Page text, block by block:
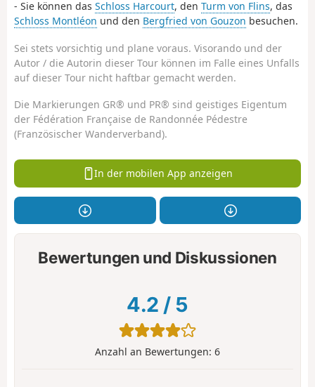
- Sie können das Schloss Harcourt, den Turm von Flins, das
Schloss Montléon und den Bergfried von Gouzon besuchen.
Sei stets vorsichtig und plane voraus. Visorando und der
Autor / die Autorin dieser Tour können im Falle eines Unfalls
auf dieser Tour nicht haftbar gemacht werden.
Die Markierungen GR® und PR® sind geistiges Eigentum
der Fédération Française de Randonnée Pédestre
(Französischer Wanderverband).
In der mobilen App anzeigen
Bewertungen und Diskussionen
4.2 / 5
Anzahl an Bewertungen: 6